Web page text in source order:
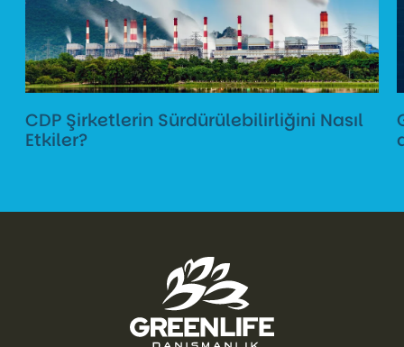
CDP Şirketlerin Sürdürülebilirliğini Nasıl
Etkiler?